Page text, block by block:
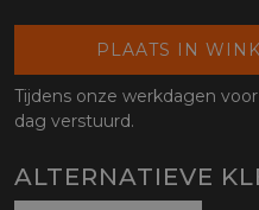
PLAATS IN
Tijdens onze werkdagen
dag verstuurd.
ALTERNATIEVE